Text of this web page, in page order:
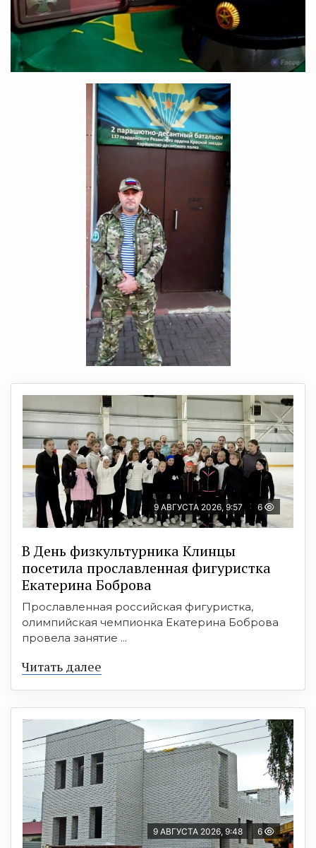
9 АВГУСТА 2026, 9:57 6
В День физкультурника Клинцы
посетила прославленная фигуристка
Екатерина Боброва
Прославленная российская фигуристка,
олимпийская чемпионка Екатерина Боброва
провела занятие ...
Читать далее
9 АВГУСТА 2026, 9:48 6